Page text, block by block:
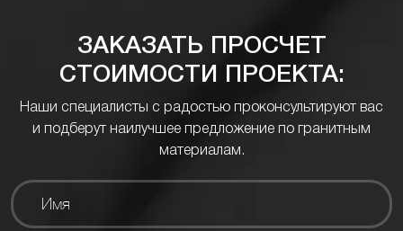
ЗАКАЗАТЬ ПРОСЧЕТ
СТОИМОСТИ ПРОЕКТА:
Наши специалисты с радостью проконсультируют вас
и подберут наилучшее предложение по гранитным
материалам.